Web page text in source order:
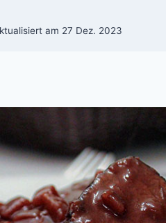
am 27 Dez. 2023